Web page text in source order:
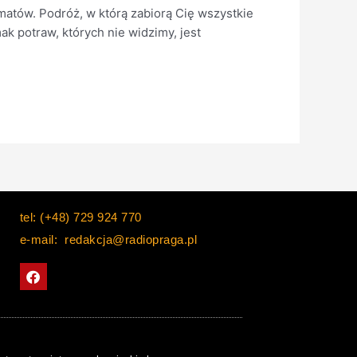
Podróż, w którą zabiorą Cię wszystkie
potraw, których nie widzimy, jest
tel: (+48) 729 924 770
e-mail: redakcja@radiopraga.pl
F
a
b